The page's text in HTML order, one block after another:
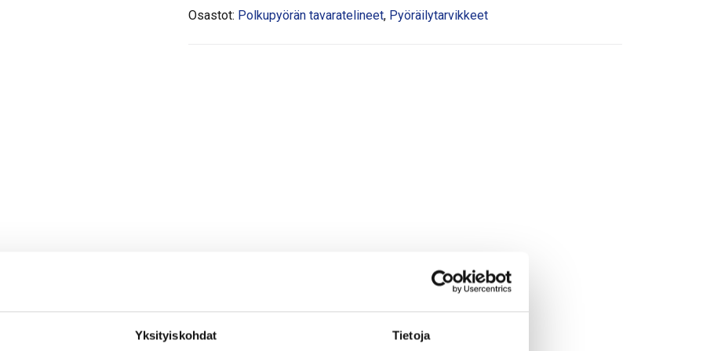
Yksityiskohdat Tietoja
Osastot: Polkupyörän tavaratelineet, Pyöräilytarvikkeet